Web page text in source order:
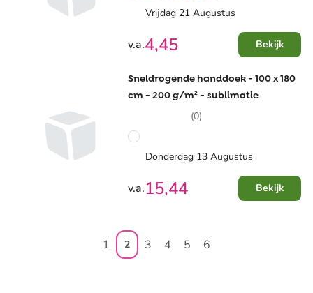
Vrijdag 21 Augustus
v.a.4,45 Bekijk
Sneldrogende handdoek - 100 x 180
cm - 200 g/m² - sublimatie
(0)
Donderdag 13 Augustus
v.a.15,44 Bekijk
1 2 3 4 5 6